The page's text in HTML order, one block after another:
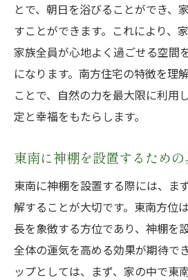
とで、朝日を浴びることができ、
すことができます。これにより、
家族全員が心地よく過ごせる空間
になります。南方住宅の特徴を理
ことで、自然の力を最大限に利用
定と幸福をもたらします。
東南に神棚を設置するため
東南に神棚を設置する際には、ま
解することが大切です。東南方位
長を象徴する方位であり、神棚を
全体の運気を高める効果が期待で
ップとしては、まず、家の中で東